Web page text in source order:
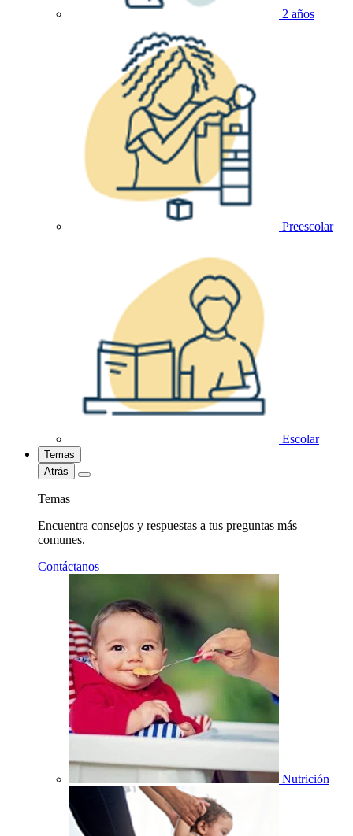
2 años
Preescolar
Escolar
Temas
Atrás
Temas
Encuentra consejos y respuestas a tus preguntas más
comunes.
Contáctanos
Nutrición